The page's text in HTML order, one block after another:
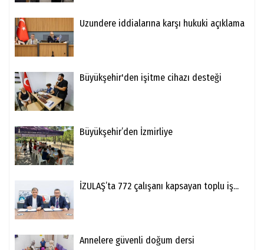
Uzundere iddialarına karşı hukuki açıklama
Büyükşehir'den işitme cihazı desteği
Büyükşehir’den İzmirliye
İZULAŞ’ta 772 çalışanı kapsayan toplu iş...
Annelere güvenli doğum dersi